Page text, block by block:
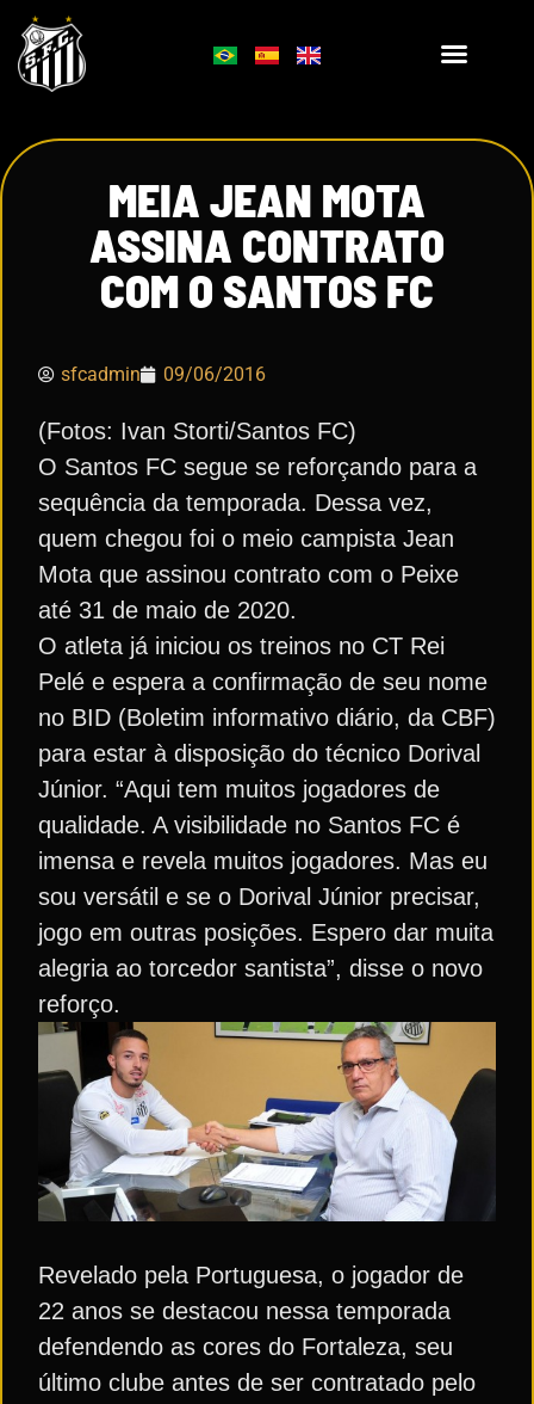
MEIA JEAN MOTA
ASSINA CONTRATO
COM O SANTOS FC
sfcadmin 09/06/2016
(Fotos: Ivan Storti/Santos FC)
O Santos FC segue se reforçando para a
sequência da temporada. Dessa vez,
quem chegou foi o meio campista Jean
Mota que assinou contrato com o Peixe
até 31 de maio de 2020.
O atleta já iniciou os treinos no CT Rei
Pelé e espera a confirmação de seu nome
no BID (Boletim informativo diário, da CBF)
para estar à disposição do técnico Dorival
Júnior. “Aqui tem muitos jogadores de
qualidade. A visibilidade no Santos FC é
imensa e revela muitos jogadores. Mas eu
sou versátil e se o Dorival Júnior precisar,
jogo em outras posições. Espero dar muita
alegria ao torcedor santista”, disse o novo
reforço.
Revelado pela Portuguesa, o jogador de
22 anos se destacou nessa temporada
defendendo as cores do Fortaleza, seu
último clube antes de ser contratado pelo